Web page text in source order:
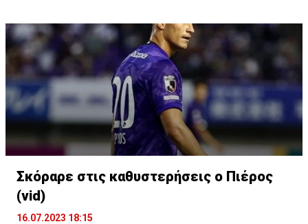
Η δημοσίευση κοινοποιήθηκε από το χρήστη David Beckham
Σκόραρε στις καθυστερήσεις ο Πιέρος
(vid)
16.07.2023 18:15